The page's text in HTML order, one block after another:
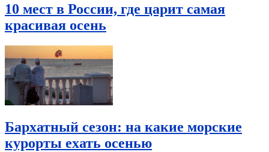
10 мест в России, где царит самая
красивая осень
Бархатный сезон: на какие морские
курорты ехать осенью